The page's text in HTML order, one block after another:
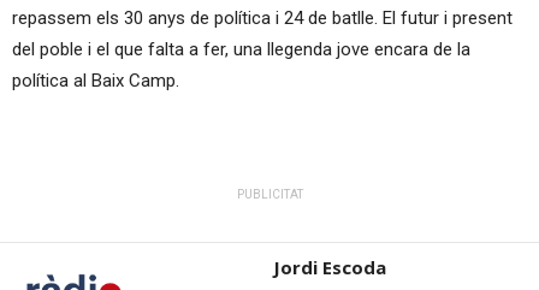
repassem els 30 anys de política i 24 de batlle. El futur i present
del poble i el que falta a fer, una llegenda jove encara de la
política al Baix Camp.
PUBLICITAT
Jordi Escoda